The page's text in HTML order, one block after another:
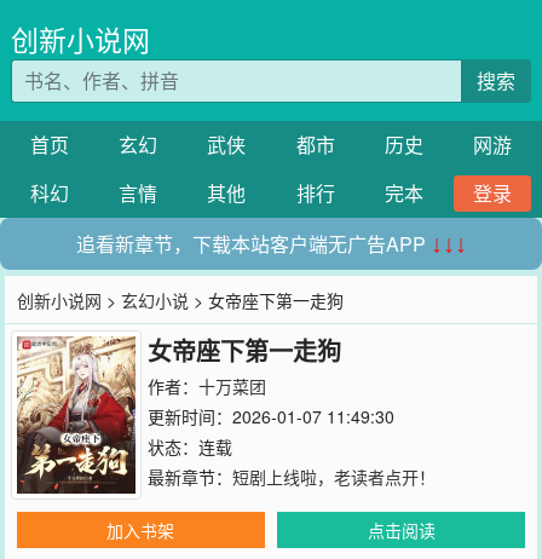
创新小说网
搜索
首页 玄幻 武侠 都市 历史
网游
科幻
言情 其他 排行 完本
登录
追看新章节，下载本站客户端无广告APP ↓↓↓
创新小说网 >玄幻小说 > 女帝座下第一走狗
女帝座下第一走狗
作者： 十万菜团
更新时间：2026-01-07 11:49:30
状态：连载
最新章节： 短剧上线啦，老读者点开！
加入书架
点击阅读